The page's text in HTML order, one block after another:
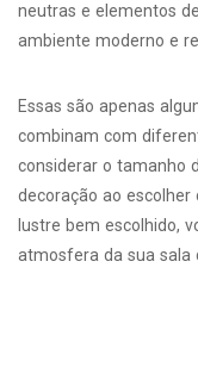
neutras e elementos
ambiente moderno e
Essas são apenas
combinam com
considerar o tamanho
decoração ao escolher
lustre bem escolhido,
atmosfera da sua sala